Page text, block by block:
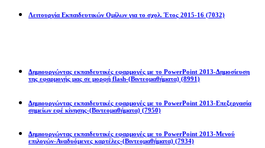
Λειτουργία Εκπαιδευτικών Ομίλων για το σχολ. Έτος 2015-16 (7032)
Δημιουργώντας εκπαιδευτικές εφαρμογές με το PowerPoint 2013-Δημοσίευση
της εφαρμογής μας σε μορφή flash-(Βιντεομαθήματα) (8991)
Δημιουργώντας εκπαιδευτικές εφαρμογές με το PowerPoint 2013-Επεξεργασία
σημείων εφέ κίνησης-(Βιντεομαθήματα) (7950)
Δημιουργώντας εκπαιδευτικές εφαρμογές με το PowerPoint 2013-Μενού
επιλογών-Αναδυόμενες καρτέλες-(Βιντεομαθήματα) (7934)